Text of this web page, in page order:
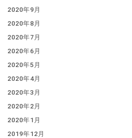
2020年9月
2020年8月
2020年7月
2020年6月
2020年5月
2020年4月
2020年3月
2020年2月
2020年1月
2019年12月